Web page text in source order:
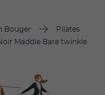
Bouger
Pilates
Maddie Bare twinkle